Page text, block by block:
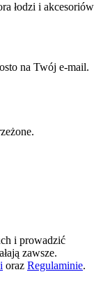
łodzi i akcesoriów
na Twój e-mail.
i prowadzić
zawsze.
oraz Regulaminie.